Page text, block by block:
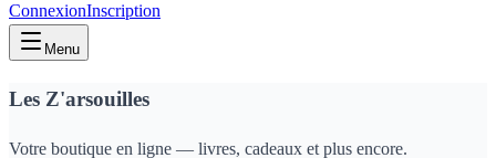
ConnexionInscription
Menu
Les Z'arsouilles
Votre boutique en ligne — livres, cadeaux et plus encore.